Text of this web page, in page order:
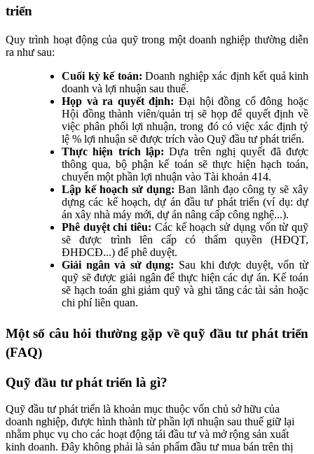
triển
Quy trình hoạt động của quỹ trong một doanh nghiệp thường diễn
ra như sau:
Cuối kỳ kế toán: Doanh nghiệp xác định kết quả kinh
doanh và lợi nhuận sau thuế.
Họp và ra quyết định: Đại hội đồng cổ đông hoặc
Hội đồng thành viên/quản trị sẽ họp để quyết định về
việc phân phối lợi nhuận, trong đó có việc xác định tỷ
lệ % lợi nhuận sẽ được trích vào Quỹ đầu tư phát triển.
Thực hiện trích lập: Dựa trên nghị quyết đã được
thông qua, bộ phận kế toán sẽ thực hiện hạch toán,
chuyển một phần lợi nhuận vào Tài khoản 414.
Lập kế hoạch sử dụng: Ban lãnh đạo công ty sẽ xây
dựng các kế hoạch, dự án đầu tư phát triển (ví dụ: dự
án xây nhà máy mới, dự án nâng cấp công nghệ...).
Phê duyệt chi tiêu: Các kế hoạch sử dụng vốn từ quỹ
sẽ được trình lên cấp có thẩm quyền (HĐQT,
ĐHĐCĐ...) để phê duyệt.
Giải ngân và sử dụng: Sau khi được duyệt, vốn từ
quỹ sẽ được giải ngân để thực hiện các dự án. Kế toán
sẽ hạch toán ghi giảm quỹ và ghi tăng các tài sản hoặc
chi phí liên quan.
Một số câu hỏi thường gặp về quỹ đầu tư phát triển
(FAQ)
Quỹ đầu tư phát triển là gì?
Quỹ đầu tư phát triển là khoản mục thuộc vốn chủ sở hữu của
doanh nghiệp, được hình thành từ phần lợi nhuận sau thuế giữ lại
nhằm phục vụ cho các hoạt động tái đầu tư và mở rộng sản xuất
kinh doanh. Đây không phải là sản phẩm đầu tư mua bán trên thị